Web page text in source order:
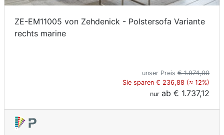
ZE-EM11005 von Zehdenick - Polstersofa Variante
rechts marine
unser Preis € 1.974,00
Sie sparen € 236,88 (≈ 12%)
nur ab € 1.737,12